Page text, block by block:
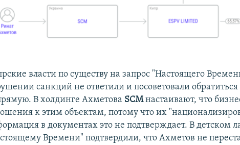
власти по существу на запрос "Настоящего
санкций не ответили и посоветовали
В холдинге Ахметова SCMнастаивают, что
к этим объектам, потому что их
в документах это не подтверждает. В детском
Времени" подтвердили, что Ахметов не